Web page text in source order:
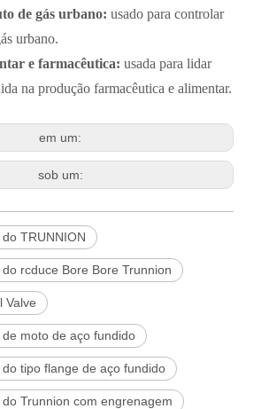
de gás urbano: usado para controlar
urbano.
e farmacêutica: usada para lidar
na produção farmacêutica e alimentar.
em um:
sob um:
TRUNNION
rcduce Bore Bore Trunnion
Valve
moto de aço fundido
tipo flange de aço fundido
Trunnion com engrenagem